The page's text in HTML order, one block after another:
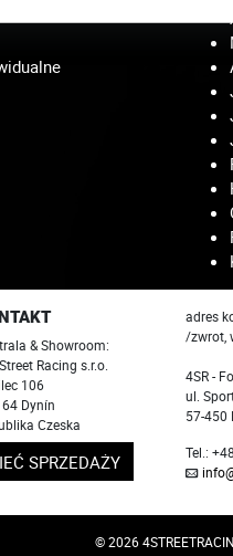
& Showroom:
Racing s.r.o.
106
Dynín
Czeska
SPRZEDAŻY
adres
/zwrot,
4SR -
ul.
57-450
Tel.:
© 2026